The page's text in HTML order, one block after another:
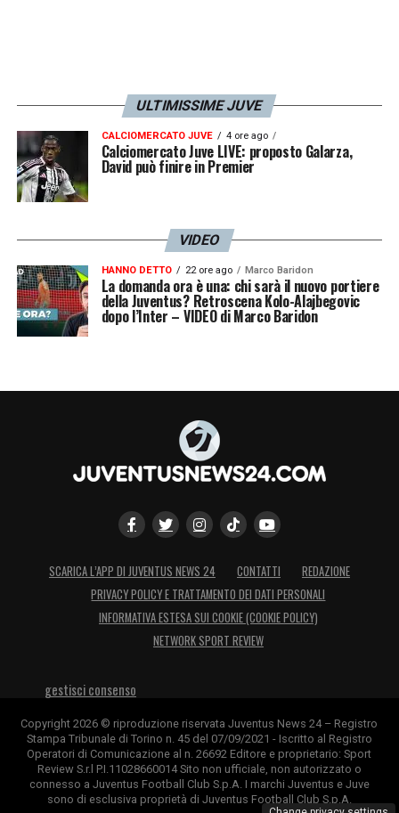
ULTIMISSIME JUVE
CALCIOMERCATO JUVE 4 ore ago
Calciomercato Juve LIVE: proposto Galarza,
David può finire in Premier
VIDEO
HANNO DETTO 22 ore ago Marco Baridon
La domanda ora è una: chi sarà il nuovo portiere
della Juventus? Retroscena Kolo-Alajbegovic
dopo l’Inter – VIDEO di Marco Baridon
SCARICA L’APP DI JUVENTUS NEWS 24 CONTATTI
REDAZIONE
PRIVACY POLICY E TRATTAMENTO DEI DATI PERSONALI
INFORMATIVA ESTESA SUI COOKIE (COOKIE POLICY)
NETWORK SPORT REVIEW
gestisci consenso
Copyright 2026 © riproduzione riservata Juventus News 24 – Registro
Stampa Tribunale di Torino n. 45 del 07/09/2021 - Iscritto al Registro
Operatori di Comunicazione al n. 26692 Editore e proprietario: Sport
Review S.r.l P.I.11028660014 Sito non ufficiale, non autorizzato o
connesso a Juventus Football Club S.p.A. I marchi Juventus e Juve
sono di esclusiva proprietà di Juventus Football Club S.p.A.